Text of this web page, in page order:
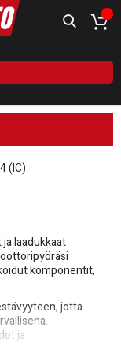
(IC)
laadukkaat
komponentit,
jotta
ja
luottavaisin